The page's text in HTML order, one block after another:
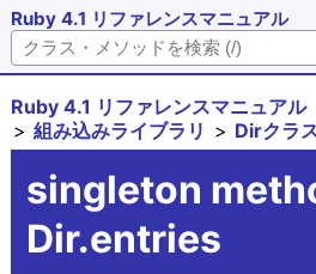
Ruby 4.1 リファレンスマニュアル
Ruby 4.1 リファレンスマニュアル
組み込みライブラリ
Dirクラ
singleton
Dir.entries